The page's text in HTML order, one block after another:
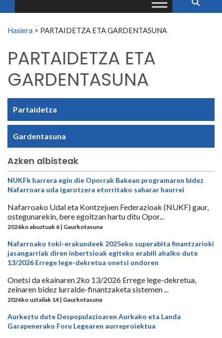
Search for:
Hasiera > PARTAIDETZA ETA GARDENTASUNA
PARTAIDETZA ETA
GARDENTASUNA
Partaidetza
Gardentasuna
Azken albisteak
NUKFk harrera egin die Oporrak Bakean programaren bidez
Nafarroara uda igarotzera etorritako saharar haurrei
Nafarroako Udal eta Kontzejuen Federazioak (NUKF) gaur,
ostegunarekin, bere egoitzan hartu ditu Opor...
2026ko abuztuak 6 | Gaurkotasuna
Nafarroako toki-erakundeek 2025eko superabita finantzarioki
jasangarriak diren inbertsioak egiteko erabili ahalko dute
13/2026 Errege lege-dekretua onetsi ondoren
Onetsi da ekainaren 2ko 13/2026 Errege lege-dekretua,
zeinaren bidez lurralde-finantzaketa sistemen ...
2026ko uztailak 14 | Gaurkotasuna
Aurkeztu dute Despopulazioaren Aurkako eta Landa
Garapenerako Foru Legearen aurreproiektua